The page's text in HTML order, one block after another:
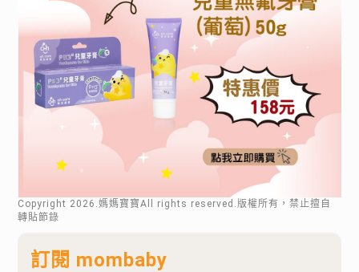
Copyright 2026 .媽媽寶寶All rights reserved.版權所有，禁止擅自
轉貼節錄
訂閱 mombaby